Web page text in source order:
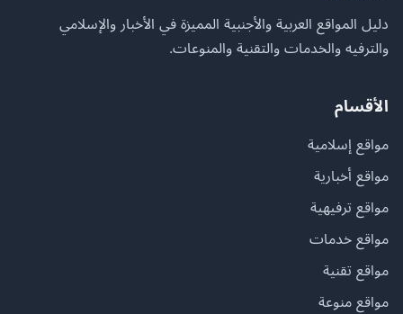
دليل المواقع العربية والأجنبية المميزة في الأخبار والإسلامي
والترفيه والخدمات والتقنية والمنوعات.
الأقسام
مواقع إسلامية
مواقع أخبارية
مواقع ترفيهية
مواقع خدمات
مواقع تقنية
مواقع منوعة